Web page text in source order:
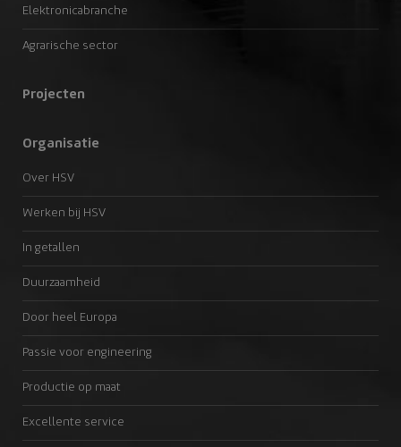
Elektronicabranche
Agrarische sector
Projecten
Organisatie
Over HSV
Werken bij HSV
In getallen
Duurzaamheid
Door heel Europa
Passie voor engineering
Productie op maat
Excellente service